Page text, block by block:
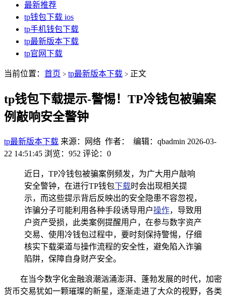
最新推荐
tp钱包下载 ios
tp手机钱包下载
tp最新版本下载
tp官网下载
当前位置： 首页 > tp最新版本下载 > 正文
tp钱包下载提示-警惕！TP冷钱包被骗案
例敲响安全警钟
tp最新版本下载 来源：网络 作者： 编辑：qbadmin 2026-03-
22 14:51:45 浏览：952 评论：0
近日，TP冷钱包被骗案例频发，为广大用户敲响
安全警钟，在进行TP钱包下载时会出现相关提
示，而这些提示背后反映出的安全隐患不容忽视，
诈骗分子可能利用各种手段诱导用户操作，导致用
户资产受损，此类案例提醒用户，在参与数字资产
交易、使用冷钱包过程中，要时刻保持警惕，仔细
核实下载渠道与操作流程的安全性，避免陷入诈骗
陷阱，保障自身财产安全。
在当今数字化金融浪潮汹涌澎湃、蓬勃发展的时代，加密
货币交易犹如一颗璀璨的新星，逐渐走进了大众的视野，各类